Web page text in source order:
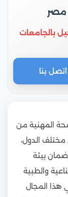
مصر
بالجامعات
اتصل بنا
المهنية من
مختلف الدول،
بيئة
والطبية
هذا المجال